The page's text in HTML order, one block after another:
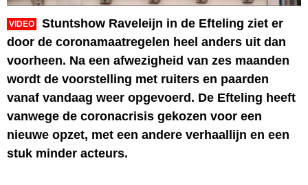
VIDEO
Stuntshow Raveleijn in de Efteling ziet er
door de coronamaatregelen heel anders uit dan
voorheen. Na een afwezigheid van zes maanden
wordt de voorstelling met ruiters en paarden
vanaf vandaag weer opgevoerd. De Efteling heeft
vanwege de coronacrisis gekozen voor een
nieuwe opzet, met een andere verhaallijn en een
stuk minder acteurs.